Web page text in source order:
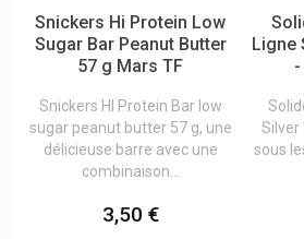
Therascience Physiomance
Tilman & Biolys Produits À Base De
Vital Proteins Collagène À Boire
Weleda Cosmétique Bio Naturelle
Snickers Hi Protein Low
Sugar Bar Peanut Butter
57 g Mars TF
Snickers HI Protein Bar low
sugar peanut butter 57 g, une
délicieuse barre avec une
combinaison...
3,50 €
Ligne
Silver
sous